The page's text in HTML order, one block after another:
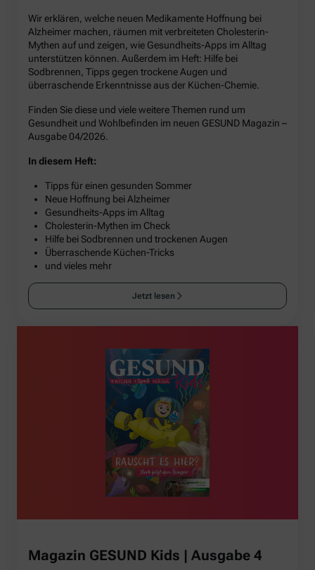
Wir erklären, welche neuen Medikamente Hoffnung bei
Alzheimer machen, räumen mit verbreiteten Cholesterin-
Mythen auf und zeigen, wie Gesundheits-Apps im Alltag
unterstützen können. Außerdem im Heft: Hilfe bei
Sodbrennen, Tipps gegen trockene Augen und
überraschende Erkenntnisse aus der Küchen-Chemie.
Finden Sie diese und viele weitere Themen rund um
Gesundheit und Wohlbefinden im neuen GESUND Magazin –
Ausgabe 04/2026.
In diesem Heft:
Tipps für einen gesunden Sommer
Neue Hoffnung bei Alzheimer
Gesundheits-Apps im Alltag
Cholesterin-Mythen im Check
Hilfe bei Sodbrennen und trockenen Augen
Überraschende Küchen-Tricks
und vieles mehr
Jetzt lesen
Magazin GESUND Kids | Ausgabe 4